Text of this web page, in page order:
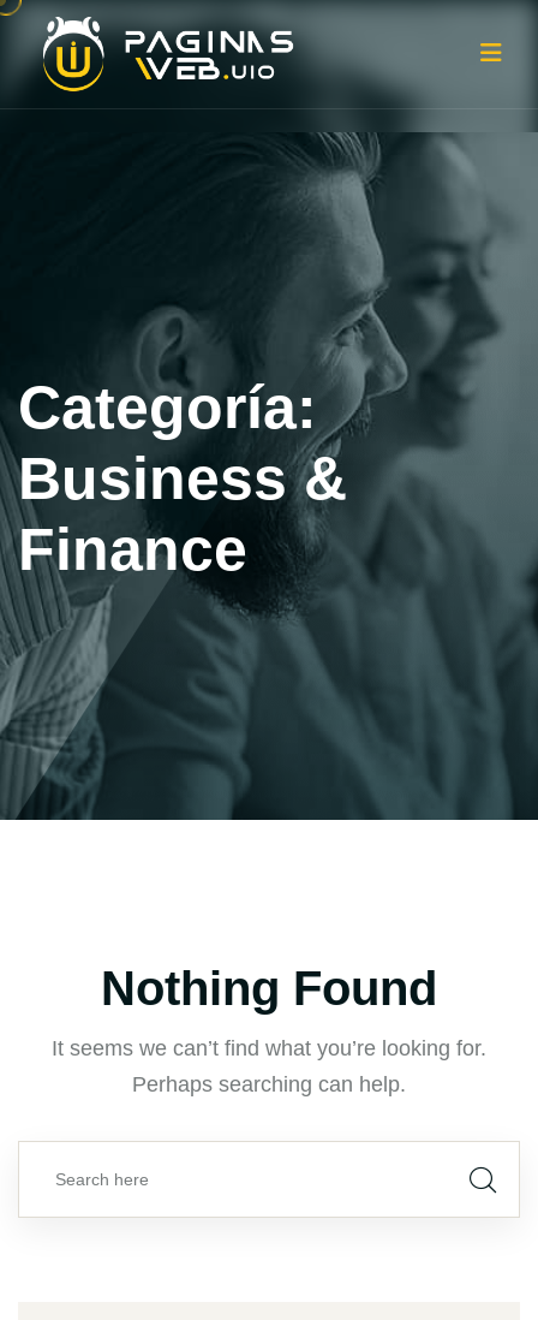
Categoría:
Business &
Finance
Nothing Found
It seems we can’t find what you’re looking for.
Perhaps searching can help.